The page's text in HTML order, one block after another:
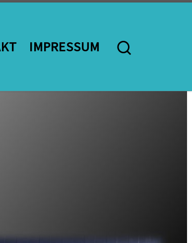
IMPRESSUM